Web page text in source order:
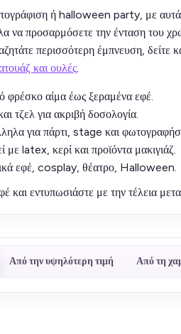
ή halloween party, με αυτά
να προσαρμόσετε την ένταση του
περισσότερη έμπνευση, δείτε
και ουλές.
φρέσκο αίμα έως ξεραμένα εφέ.
τζελ για ακριβή δοσολογία.
για πάρτι, stage και
με latex, κερί και προϊόντα μακιγιάζ.
εφέ, cosplay, θέατρο, Halloween.
και εντυπωσιάστε με την τέλεια
Από την υψηλότερη τιμή Από τη